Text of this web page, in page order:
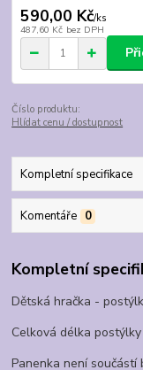
590,00 Kč/ks
487,60 Kč bez DPH
Číslo produktu:
Hlídat cenu / dostupnost
Kompletní specifikace
Komentáře 0
Kompletní
Dětská hračka -
Celková délka
Panenka není součástí